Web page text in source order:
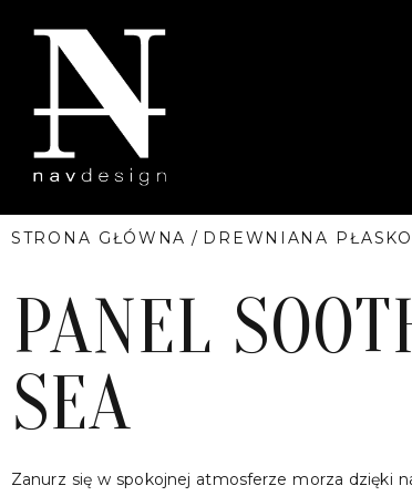
STRONA GŁÓWNA / DREWNIANA
PANEL
SEA
Zanurz się w spokojnej atmosferze morza dzięki